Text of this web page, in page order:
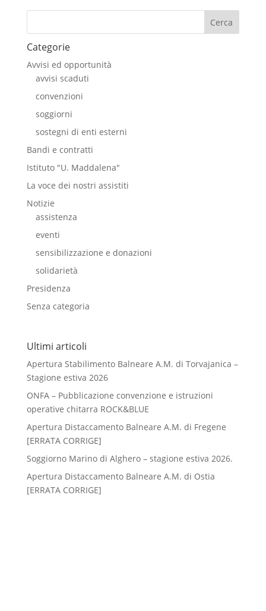
Cerca
Categorie
Avvisi ed opportunità
avvisi scaduti
convenzioni
soggiorni
sostegni di enti esterni
Bandi e contratti
Istituto "U. Maddalena"
La voce dei nostri assistiti
Notizie
assistenza
eventi
sensibilizzazione e donazioni
solidarietà
Presidenza
Senza categoria
Ultimi articoli
Apertura Stabilimento Balneare A.M. di Torvajanica –
Stagione estiva 2026
ONFA – Pubblicazione convenzione e istruzioni
operative chitarra ROCK&BLUE
Apertura Distaccamento Balneare A.M. di Fregene
[ERRATA CORRIGE]
Soggiorno Marino di Alghero – stagione estiva 2026.
Apertura Distaccamento Balneare A.M. di Ostia
[ERRATA CORRIGE]